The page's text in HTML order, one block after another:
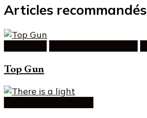
Articles recommandés
Top Gun